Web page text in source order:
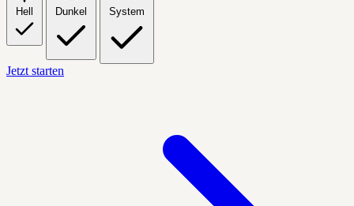
Hell Dunkel System
Jetzt starten